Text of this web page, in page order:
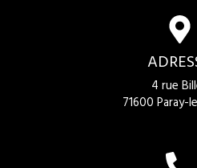
4 rue
71600 Paray-